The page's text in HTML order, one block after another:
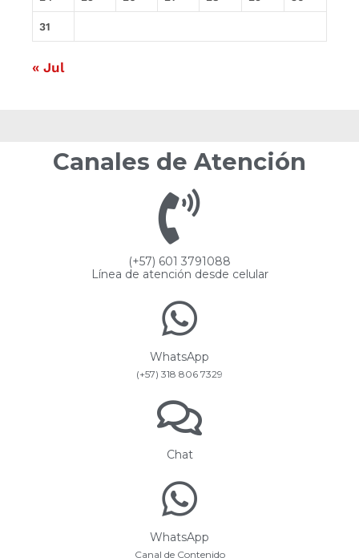
31
« Jul
Canales de Atención
(+57) 601 3791088
Línea de atención desde celular
WhatsApp
(+57) 318 806 7329
Chat
WhatsApp
Canal de Contenido